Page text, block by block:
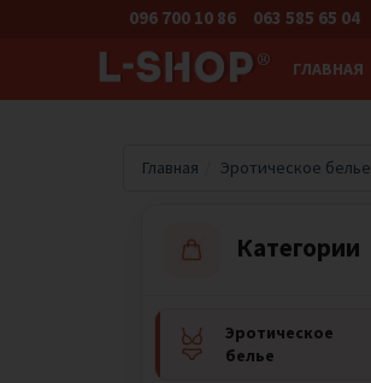
096 700 10 86 063 585 65 04
ГЛАВНАЯ
Главная Эротическое белье
Категории
Эротическое
белье